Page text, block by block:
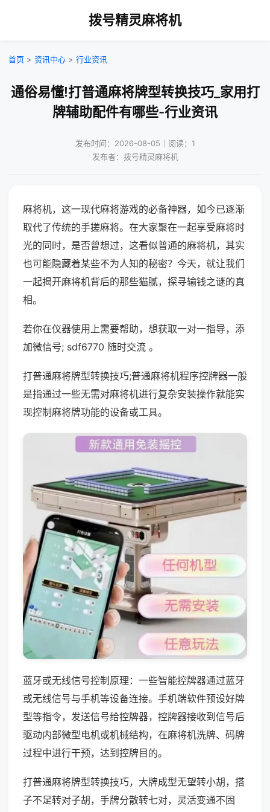
拨号精灵麻将机
首页 > 资讯中心 > 行业资讯
通俗易懂!打普通麻将牌型转换技巧_家用打
牌辅助配件有哪些-行业资讯
发布时间：2026-08-05｜阅读：1
发布者：拨号精灵麻将机
麻将机，这一现代麻将游戏的必备神器，如今已逐渐
取代了传统的手搓麻将。在大家聚在一起享受麻将时
光的同时，是否曾想过，这看似普通的麻将机，其实
也可能隐藏着某些不为人知的秘密？今天，就让我们
一起揭开麻将机背后的那些猫腻，探寻输钱之谜的真
相。
若你在仪器使用上需要帮助，想获取一对一指导，添
加微信号; sdf6770 随时交流 。
打普通麻将牌型转换技巧;普通麻将机程序控牌器一般
是指通过一些无需对麻将机进行复杂安装操作就能实
现控制麻将牌功能的设备或工具。
蓝牙或无线信号控制原理：一些智能控牌器通过蓝牙
或无线信号与手机等设备连接。手机端软件预设好牌
型等指令，发送信号给控牌器，控牌器接收到信号后
驱动内部微型电机或机械结构，在麻将机洗牌、码牌
过程中进行干预，达到控牌目的。
打普通麻将牌型转换技巧，大牌成型无望转小胡，搭
子不足转对子胡，手牌分散转七对，灵活变通不固